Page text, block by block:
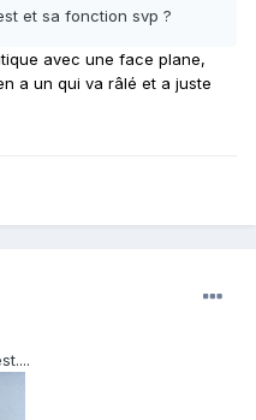
et sa fonction svp ?
avec une face plane,
a un qui va râlé et a juste